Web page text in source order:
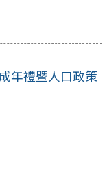
年禮暨人口政策